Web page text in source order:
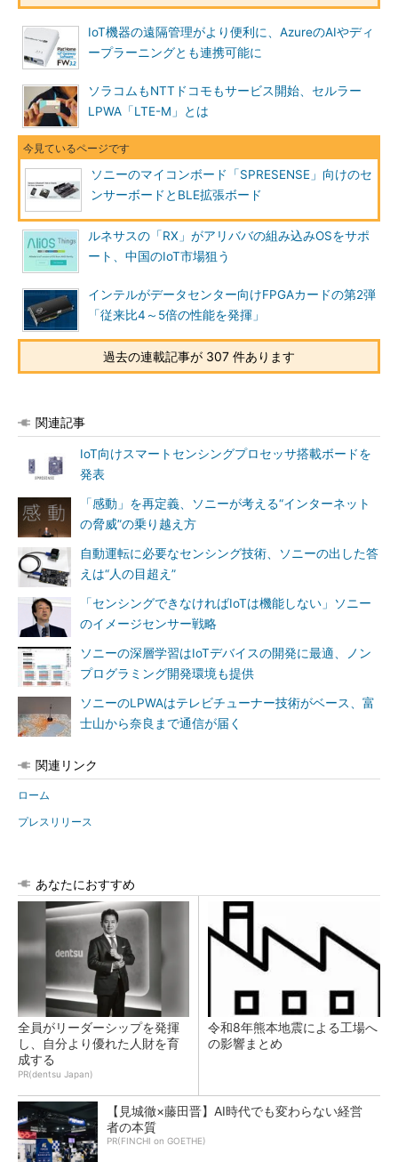
IoT機器の遠隔管理がより便利に、AzureのAIやディ
ープラーニングとも連携可能に
ソラコムもNTTドコモもサービス開始、セルラー
LPWA「LTE-M」とは
ソニーのマイコンボード「SPRESENSE」向けのセ
ンサーボードとBLE拡張ボード
ルネサスの「RX」がアリババの組み込みOSをサポ
ート、中国のIoT市場狙う
インテルがデータセンター向けFPGAカードの第2弾
「従来比4～5倍の性能を発揮」
過去の連載記事が 307 件あります
関連記事
IoT向けスマートセンシングプロセッサ搭載ボードを
発表
「感動」を再定義、ソニーが考える“インターネット
の脅威”の乗り越え方
自動運転に必要なセンシング技術、ソニーの出した答
えは“人の目超え”
「センシングできなければIoTは機能しない」ソニー
のイメージセンサー戦略
ソニーの深層学習はIoTデバイスの開発に最適、ノン
プログラミング開発環境も提供
ソニーのLPWAはテレビチューナー技術がベース、富
士山から奈良まで通信が届く
関連リンク
ローム
プレスリリース
あなたにおすすめ
全員がリーダーシップを発揮
し、自分より優れた人財を育
成する
PR(dentsu Japan)
令和8年熊本地震による工場へ
の影響まとめ
【見城徹×藤田晋】AI時代でも変わらない経営
者の本質
PR(FINCHI on GOETHE)